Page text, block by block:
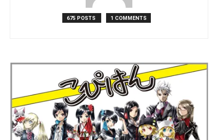
675 POSTS 1 COMMENTS